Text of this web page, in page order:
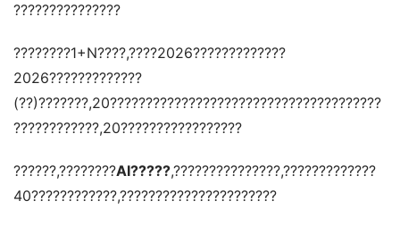
???????????????
????????1+N????,????2026?????????????
2026?????????????
(??)???????,20??????????????????????????????????????
????????????,20?????????????????
??????,????????AI?????,???????????????,?????????????
40????????????,??????????????????????